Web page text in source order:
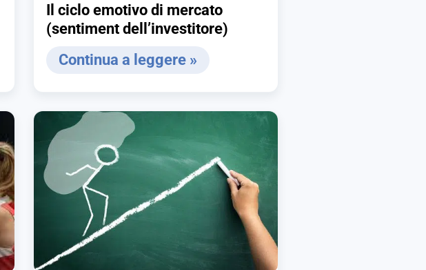
Il ciclo emotivo di mercato
(sentiment dell’investitore)
Continua a leggere »